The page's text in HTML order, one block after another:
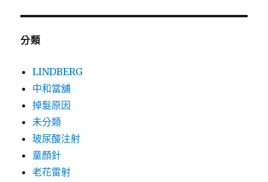
分類
LINDBERG
中和當舖
掉髮原因
未分類
玻尿酸注射
童顏針
老花雷射